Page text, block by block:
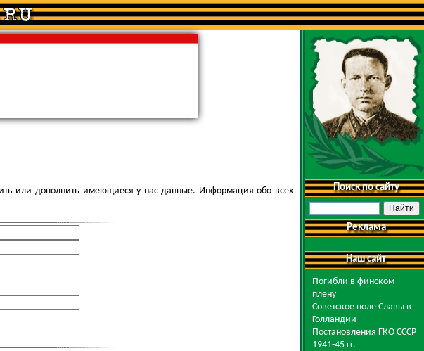
или дополнить имеющиеся у нас данные. Информация обо всех
Поиск по сайту
Реклама
Наш сайт
Погибли в финском
плену
Советское поле Славы в
Голландии
Постановления ГКО СССР
1941-45 гг.